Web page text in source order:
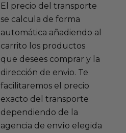
El precio del transporte
se calcula de forma
automática añadiendo al
carrito los productos
que desees comprar y la
dirección de envio. Te
facilitaremos el precio
exacto del transporte
dependiendo de la
agencia de envío elegida